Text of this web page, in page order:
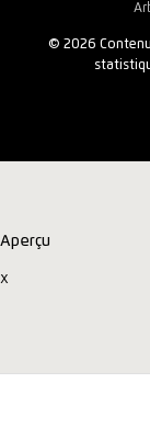
© 2026
Aperçu
x